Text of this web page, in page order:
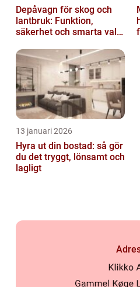
Depåvagn för skog och
lantbruk: Funktion,
säkerhet och smarta val
13 januari 2026
Hyra ut din bostad: så gör
du det tryggt, lönsamt och
lagligt